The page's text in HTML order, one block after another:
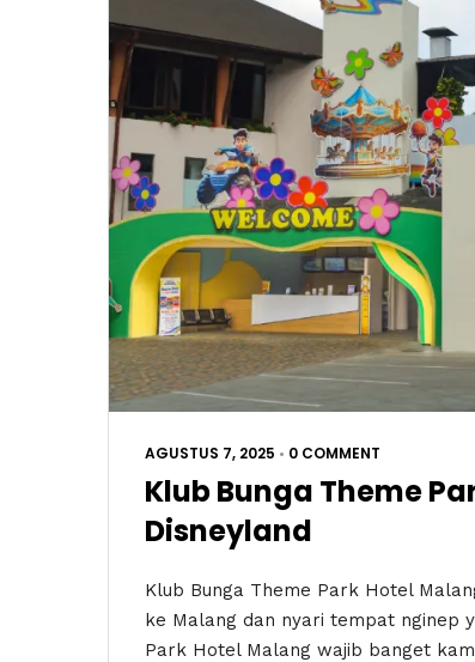
AGUSTUS 7, 2025 • 0 COMMENT
Klub Bunga Theme
Disneyland
Klub Bunga Theme Park Hotel
ke Malang dan nyari tempat nginep
Park Hotel Malang wajib banget